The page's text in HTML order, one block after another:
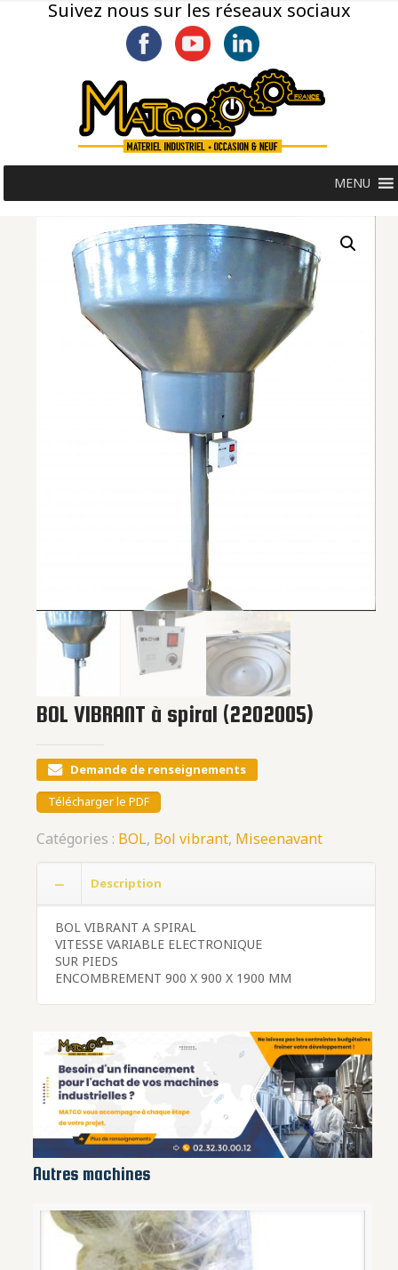
Suivez nous sur les réseaux sociaux
MENU
BOL VIBRANT à spiral (2202005)
Demande de renseignements
Télécharger le PDF
Catégories : BOL, Bol vibrant, Miseenavant
Description
BOL VIBRANT A SPIRAL
VITESSE VARIABLE ELECTRONIQUE
SUR PIEDS
ENCOMBREMENT 900 X 900 X 1900 MM
Autres machines